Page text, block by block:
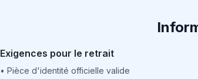
Exigences pour le retrait
• Pièce d'identité officielle valide